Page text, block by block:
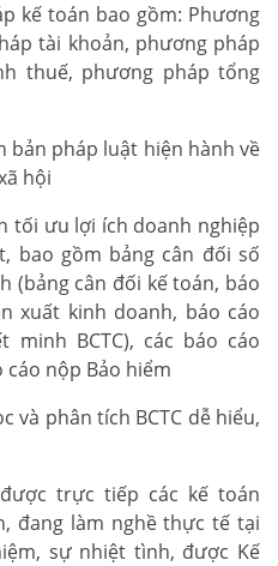
kế toán bao gồm: Phương
tài khoản, phương pháp
thuế, phương pháp tổng
bản pháp luật hiện hành về
hội
tối ưu lợi ích doanh nghiệp
bao gồm bảng cân đối số
(bảng cân đối kế toán, báo
xuất kinh doanh, báo cáo
BCTC), các báo cáo
nộp Bảo hiểm
và phân tích BCTC dễ hiểu,
trực tiếp các kế toán
đang làm nghề thực tế tại
sự nhiệt tình, được Kế